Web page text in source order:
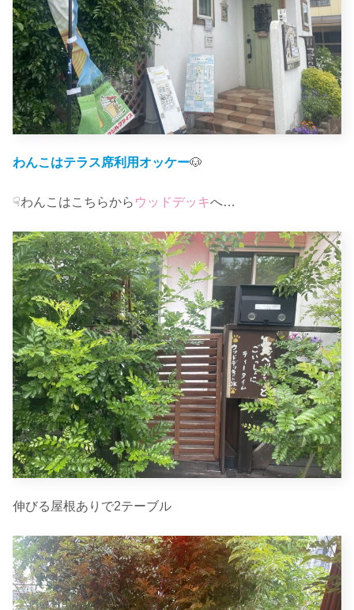
わんこはテラス席利用オッケー🐶
☟わんこはこちらから ウッドデッキへ…
伸びる屋根ありで2テーブル